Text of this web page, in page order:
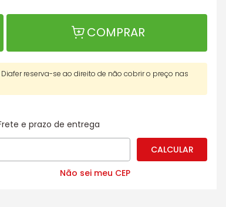
COMPRAR
Diafer reserva-se ao direito de não cobrir o preço nas
e prazo de entrega
Não sei meu CEP